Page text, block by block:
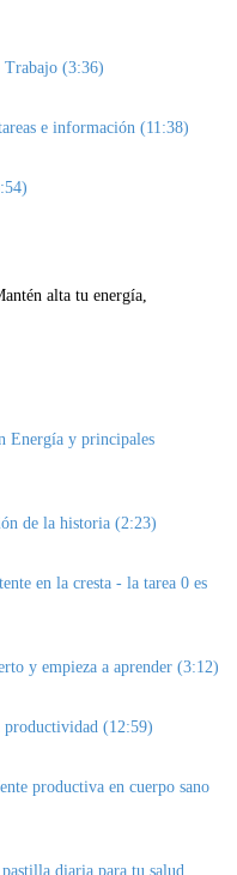
Trabajo (3:36)
e información (11:38)
alta tu energía,
Energía y principales
de la historia (2:23)
en la cresta - la tarea 0 es
y empieza a aprender (3:12)
productividad (12:59)
productiva en cuerpo sano
diaria para tu salud